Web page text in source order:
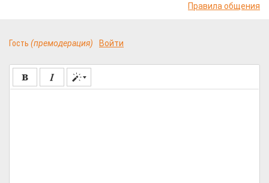
Правила общения
Гость (премодерация) Войти